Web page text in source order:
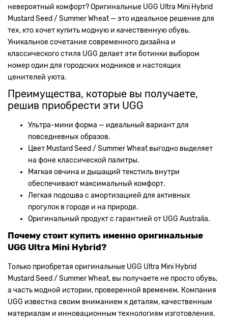
невероятный комфорт? Оригинальные UGG Ultra Mini Hybrid
Mustard Seed / Summer Wheat — это идеальное решение для
тех, кто хочет купить модную и качественную обувь.
Уникальное сочетание современного дизайна и
классического стиля UGG делает эти ботинки выбором
номер один для городских модников и настоящих
ценителей уюта.
Преимущества, которые вы получаете,
решив приобрести эти UGG
Ультра-мини форма — идеальный вариант для
повседневных образов.
Цвет Mustard Seed / Summer Wheat выгодно выделяет
на фоне классической палитры.
Мягкая овчина и дышащий текстиль внутри
обеспечивают максимальный комфорт.
Легкая подошва с амортизацией для активных
прогулок в городе и на природе.
Оригинальный продукт с гарантией от UGG Australia.
Почему стоит купить именно оригинальные
UGG Ultra Mini Hybrid?
Только приобретая оригинальные UGG Ultra Mini Hybrid
Mustard Seed / Summer Wheat, вы получаете не просто обувь,
а часть модной истории, проверенной временем. Компания
UGG известна своим вниманием к деталям, качественным
материалам и инновационным технологиям изготовления.